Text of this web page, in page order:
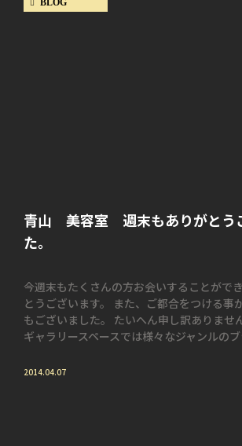
BLOG
青山 美容室 週末もありがとう
た。
今週末もたくさんの方お会いすることがで
とうございます。 また、ご都合をつける事
もございました。 たいへん申し訳ありませ
ギャラリースペースでは様々なジャンルの
2014.04.07